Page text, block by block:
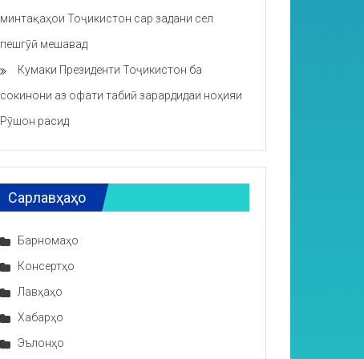
минтақаҳои Тоҷикистон сар задани сел
пешгӯӣ мешавад
Кумаки Президенти Тоҷикистон ба
сокинони аз офати табиӣ зарардидаи ноҳияи
Рӯшон расид
Сарлавҳаҳо
Барномаҳо
Консертҳо
Лавҳаҳо
Хабарҳо
Эълонҳо